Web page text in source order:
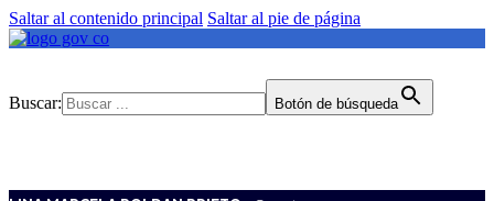
Saltar al contenido principal Saltar al pie de página
Buscar: Botón de búsqueda